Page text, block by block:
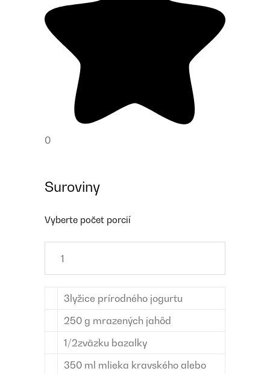
0
Suroviny
Vyberte počet porcií
3 lyžice prírodného jogurtu
250 g mrazených jahôd
1/2zväzku bazalky
350 ml mlieka kravského alebo